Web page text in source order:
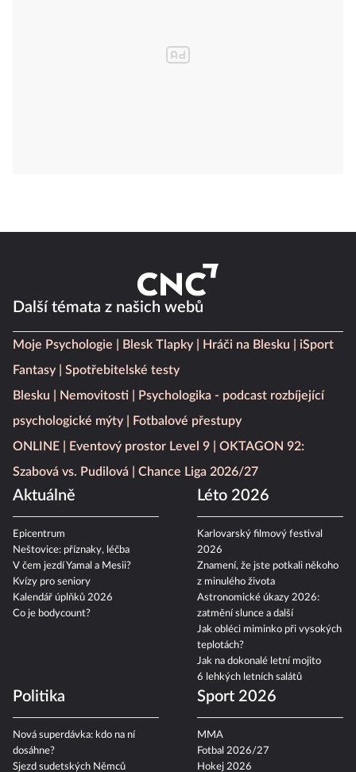
Další témata z našich webů
Moje Psychologie Blesk Tlapky Hráči na Blesku
iSport
Fantasy
Spotřebitelské testy
Blesku
Nemovitosti
Psychologika - podcast rozbíjející
psychologické mýty
Fotbalové přestupy
ONLINE
Eventový prostor Level 9
OKTAGON 92:
Szabová vs. Pudilová
Chance Liga 2026/27
Aktuálně
Epicentrum
Neštovice: příznaky, léčba
V čem jezdí Yamal a Mesii?
Kvízy pro seniory
Kalendář úplňků 2026
Co je bodycount?
Léto 2026
Karlovarský filmový festival
2026
Znamení, že jste potkali někoho
z minulého života
Astronomické úkazy 2026:
zatmění slunce a další
Jak obléci miminko při vysokých
teplotách?
Jak na dokonalé letní mojito
6 lehkých letních salátů
Politika
Nová superdávka: kdo na ní
dosáhne?
Sjezd sudetských Němců
Sport 2026
MMA
Fotbal 2026/27
Hokej 2026